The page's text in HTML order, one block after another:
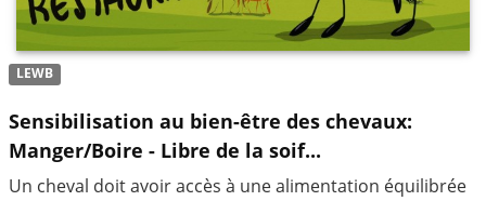
LEWB
Sensibilisation au bien-être des chevaux:
Manger/Boire - Libre de la soif...
Un cheval doit avoir accès à une alimentation équilibrée